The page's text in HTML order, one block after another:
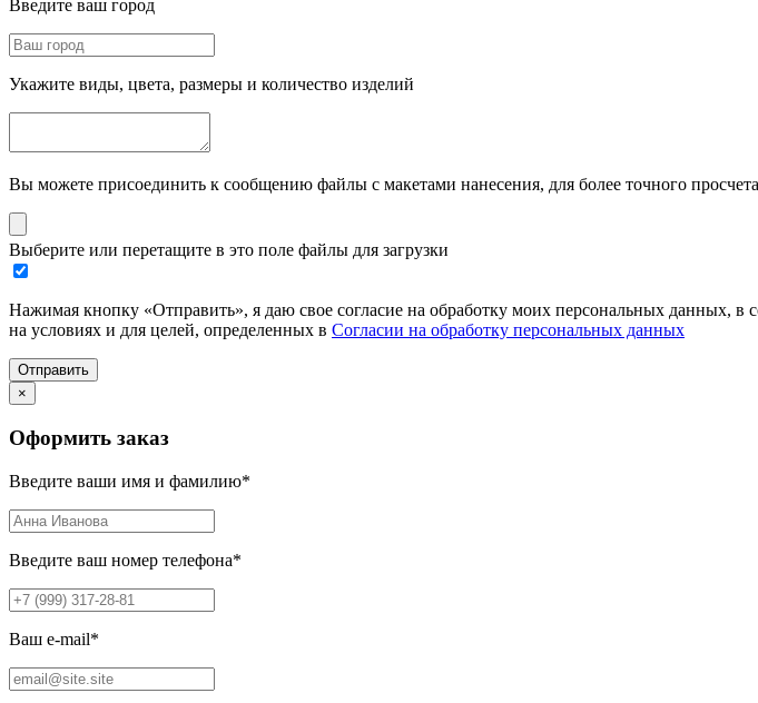
Введите ваш город
Укажите виды, цвета, размеры и количество изделий
Вы можете присоединить к сообщению файлы с макетами нанесения, для более точного просчета
Выберите или перетащите в это поле файлы для загрузки
Нажимая кнопку «Отправить», я даю свое согласие на обработку моих персональных данных,
на условиях и для целей, определенных в Согласии на обработку персональных данных
Отправить
×
Оформить заказ
Введите ваши имя и фамилию*
Введите ваш номер телефона*
Ваш e-mail*